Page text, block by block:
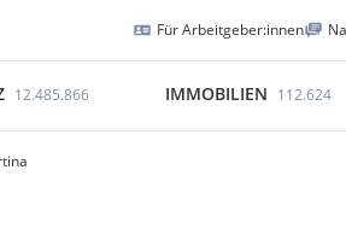
Für Arbeitgeber:innen
12.485.866 IMMOBILIEN 112.624